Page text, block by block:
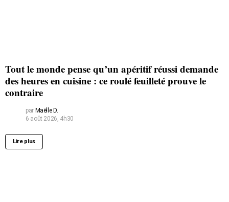
Tout le monde pense qu’un apéritif réussi demande
des heures en cuisine : ce roulé feuilleté prouve le
contraire
par Maëlle D.
6 août 2026, 4h30
Lire plus